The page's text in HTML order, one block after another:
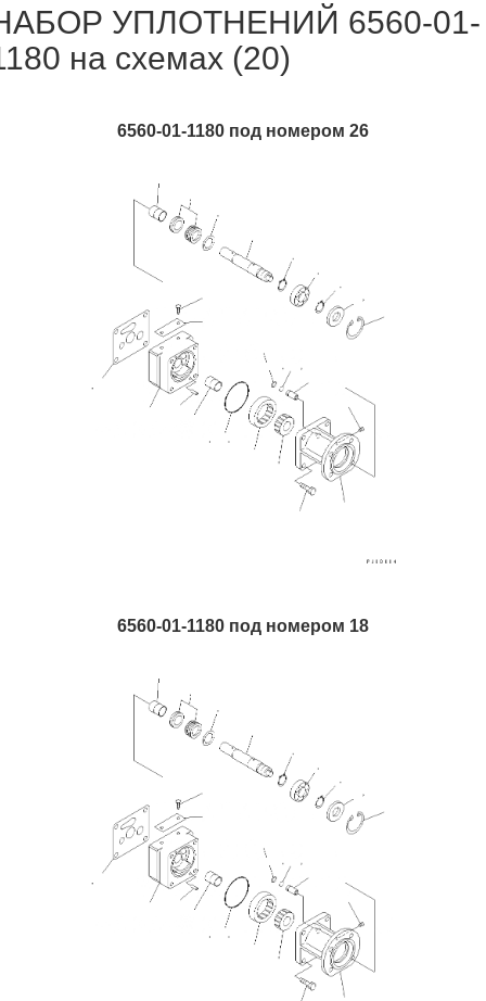
УПЛОТНЕНИЙ 6560-01-
на схемах (20)
6560-01-1180 под номером 26
6560-01-1180 под номером 18